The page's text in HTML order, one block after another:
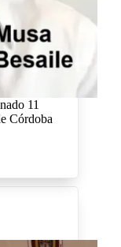
11
Córdoba